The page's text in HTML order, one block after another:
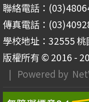
聯絡電話：
傳真電話：
學校地址：32555
版權所有 © 2016 -
| Powered by